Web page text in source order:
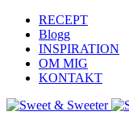
RECEPT
Blogg
INSPIRATION
OM MIG
KONTAKT